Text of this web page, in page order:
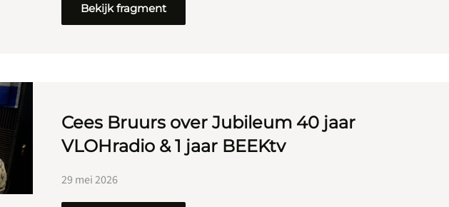
Bekijk fragment
Cees Bruurs over Jubileum 40 jaar
VLOHradio & 1 jaar BEEKtv
29 mei 2026